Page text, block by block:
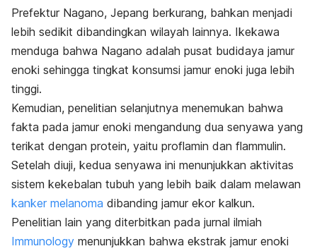
Prefektur Nagano, Jepang berkurang, bahkan menjadi
lebih sedikit dibandingkan wilayah lainnya. Ikekawa
menduga bahwa Nagano adalah pusat budidaya jamur
enoki sehingga tingkat konsumsi jamur enoki juga lebih
tinggi.
Kemudian, penelitian selanjutnya menemukan bahwa
fakta pada jamur enoki mengandung dua senyawa yang
terikat dengan protein, yaitu proflamin dan flammulin.
Setelah diuji, kedua senyawa ini menunjukkan aktivitas
sistem kekebalan tubuh yang lebih baik dalam melawan
kanker melanoma dibanding jamur ekor kalkun.
Penelitian lain yang diterbitkan pada jurnal ilmiah
Immunology menunjukkan bahwa ekstrak jamur enoki